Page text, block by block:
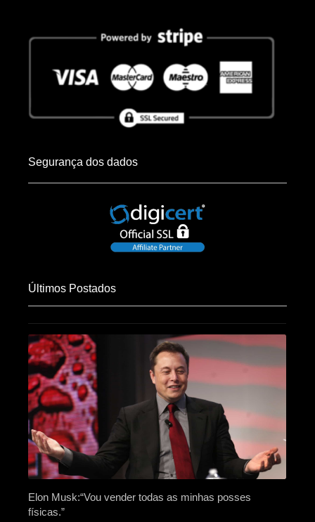
Segurança dos dados
Últimos Postados
Elon Musk:“Vou vender todas as minhas posses
físicas.”